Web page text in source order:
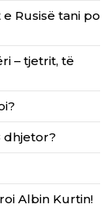
Rusisë tani po
– tjetrit, të
dhjetor?
Albin Kurtin!